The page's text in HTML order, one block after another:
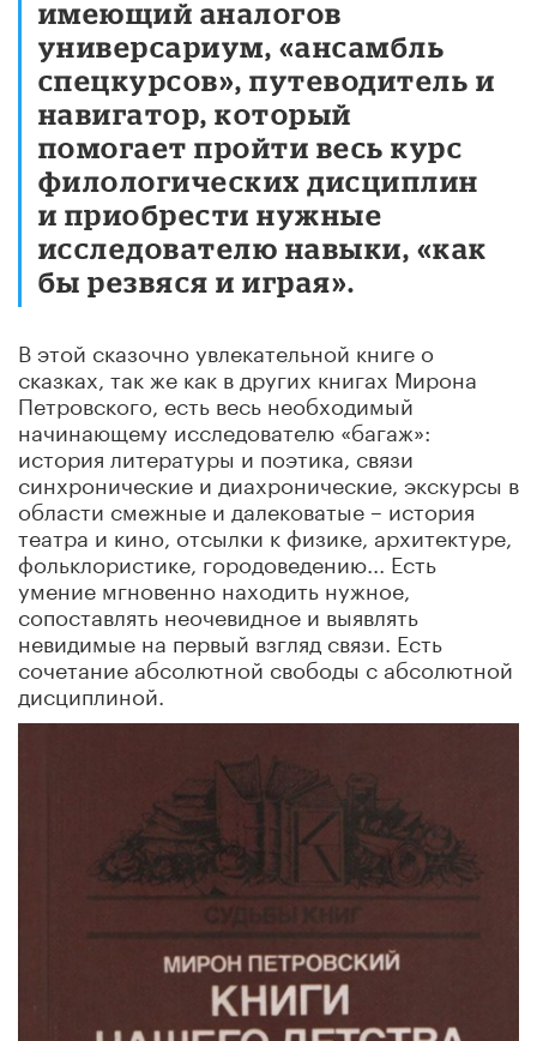
имеющий аналогов
универсариум, «ансамбль
спецкурсов», путеводитель и
навигатор, который
помогает пройти весь курс
филологических дисциплин
и приобрести нужные
исследователю навыки, «как
бы резвяся и играя».
В этой сказочно увлекательной книге о
сказках, так же как в других книгах Мирона
Петровского, есть весь необходимый
начинающему исследователю «багаж»:
история литературы и поэтика, связи
синхронические и диахронические, экскурсы в
области смежные и далековатые – история
театра и кино, отсылки к физике, архитектуре,
фольклористике, городоведению... Есть
умение мгновенно находить нужное,
сопоставлять неочевидное и выявлять
невидимые на первый взгляд связи. Есть
сочетание абсолютной свободы с абсолютной
дисциплиной.